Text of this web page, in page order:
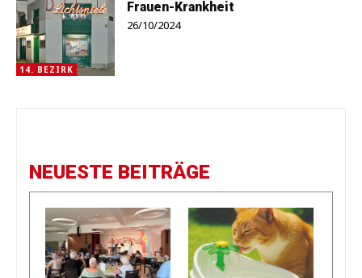
14. BEZIRK
Frauen-Krankheit
26/10/2024
NEUESTE BEITRÄGE